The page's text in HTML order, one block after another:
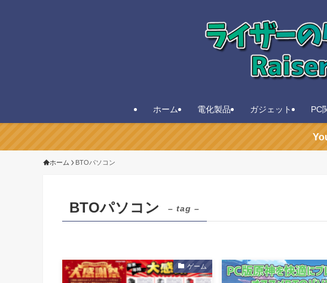
ホーム 電化製品 ガジェット PC
ホーム BTOパソコン
BTOパソコン – tag –
ゲーム